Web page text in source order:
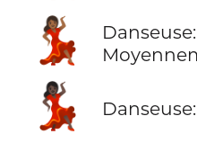
💃🏾
💃🏿